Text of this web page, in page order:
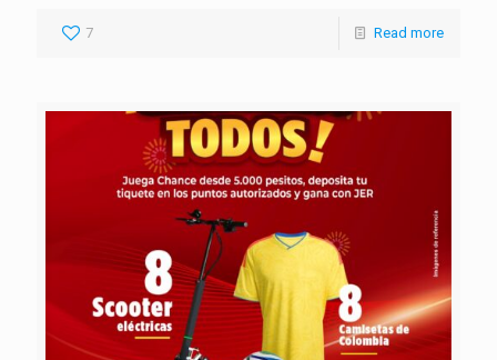
7 Read more